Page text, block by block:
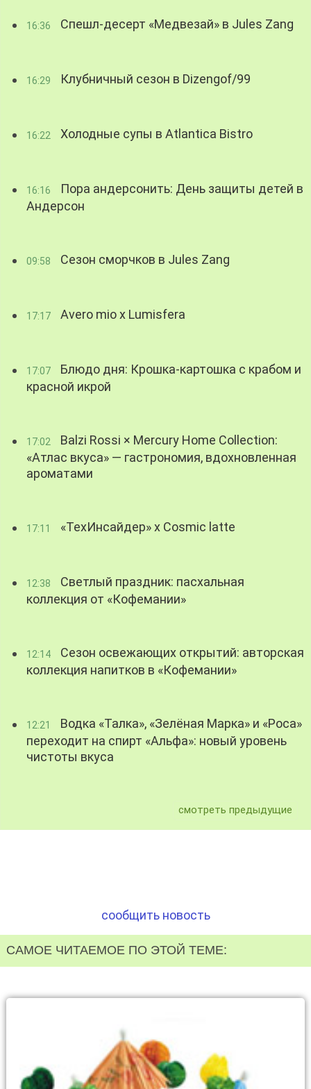
16:36 Спешл-десерт «Медвезай» в Jules Zang
16:29 Клубничный сезон в Dizengof/99
16:22 Холодные супы в Atlantica Bistro
16:16
Пора андерсонить: День защиты детей в
Андерсон
09:58 Сезон сморчков в Jules Zang
17:17 Avero mio x Lumisfera
17:07
Блюдо дня: Крошка-картошка с крабом и
красной икрой
17:02
Balzi Rossi × Mercury Home Collection:
«Атлас вкуса» — гастрономия, вдохновленная
ароматами
17:11 «ТехИнсайдер» х Cosmic latte
12:38
Светлый праздник: пасхальная
коллекция от «Кофемании»
12:14
Сезон освежающих открытий: авторская
коллекция напитков в «Кофемании»
12:21
Водка «Талка», «Зелёная Марка» и «Роса»
переходит на спирт «Альфа»: новый уровень
чистоты вкуса
смотреть предыдущие
сообщить новость
САМОЕ ЧИТАЕМОЕ ПО ЭТОЙ ТЕМЕ: